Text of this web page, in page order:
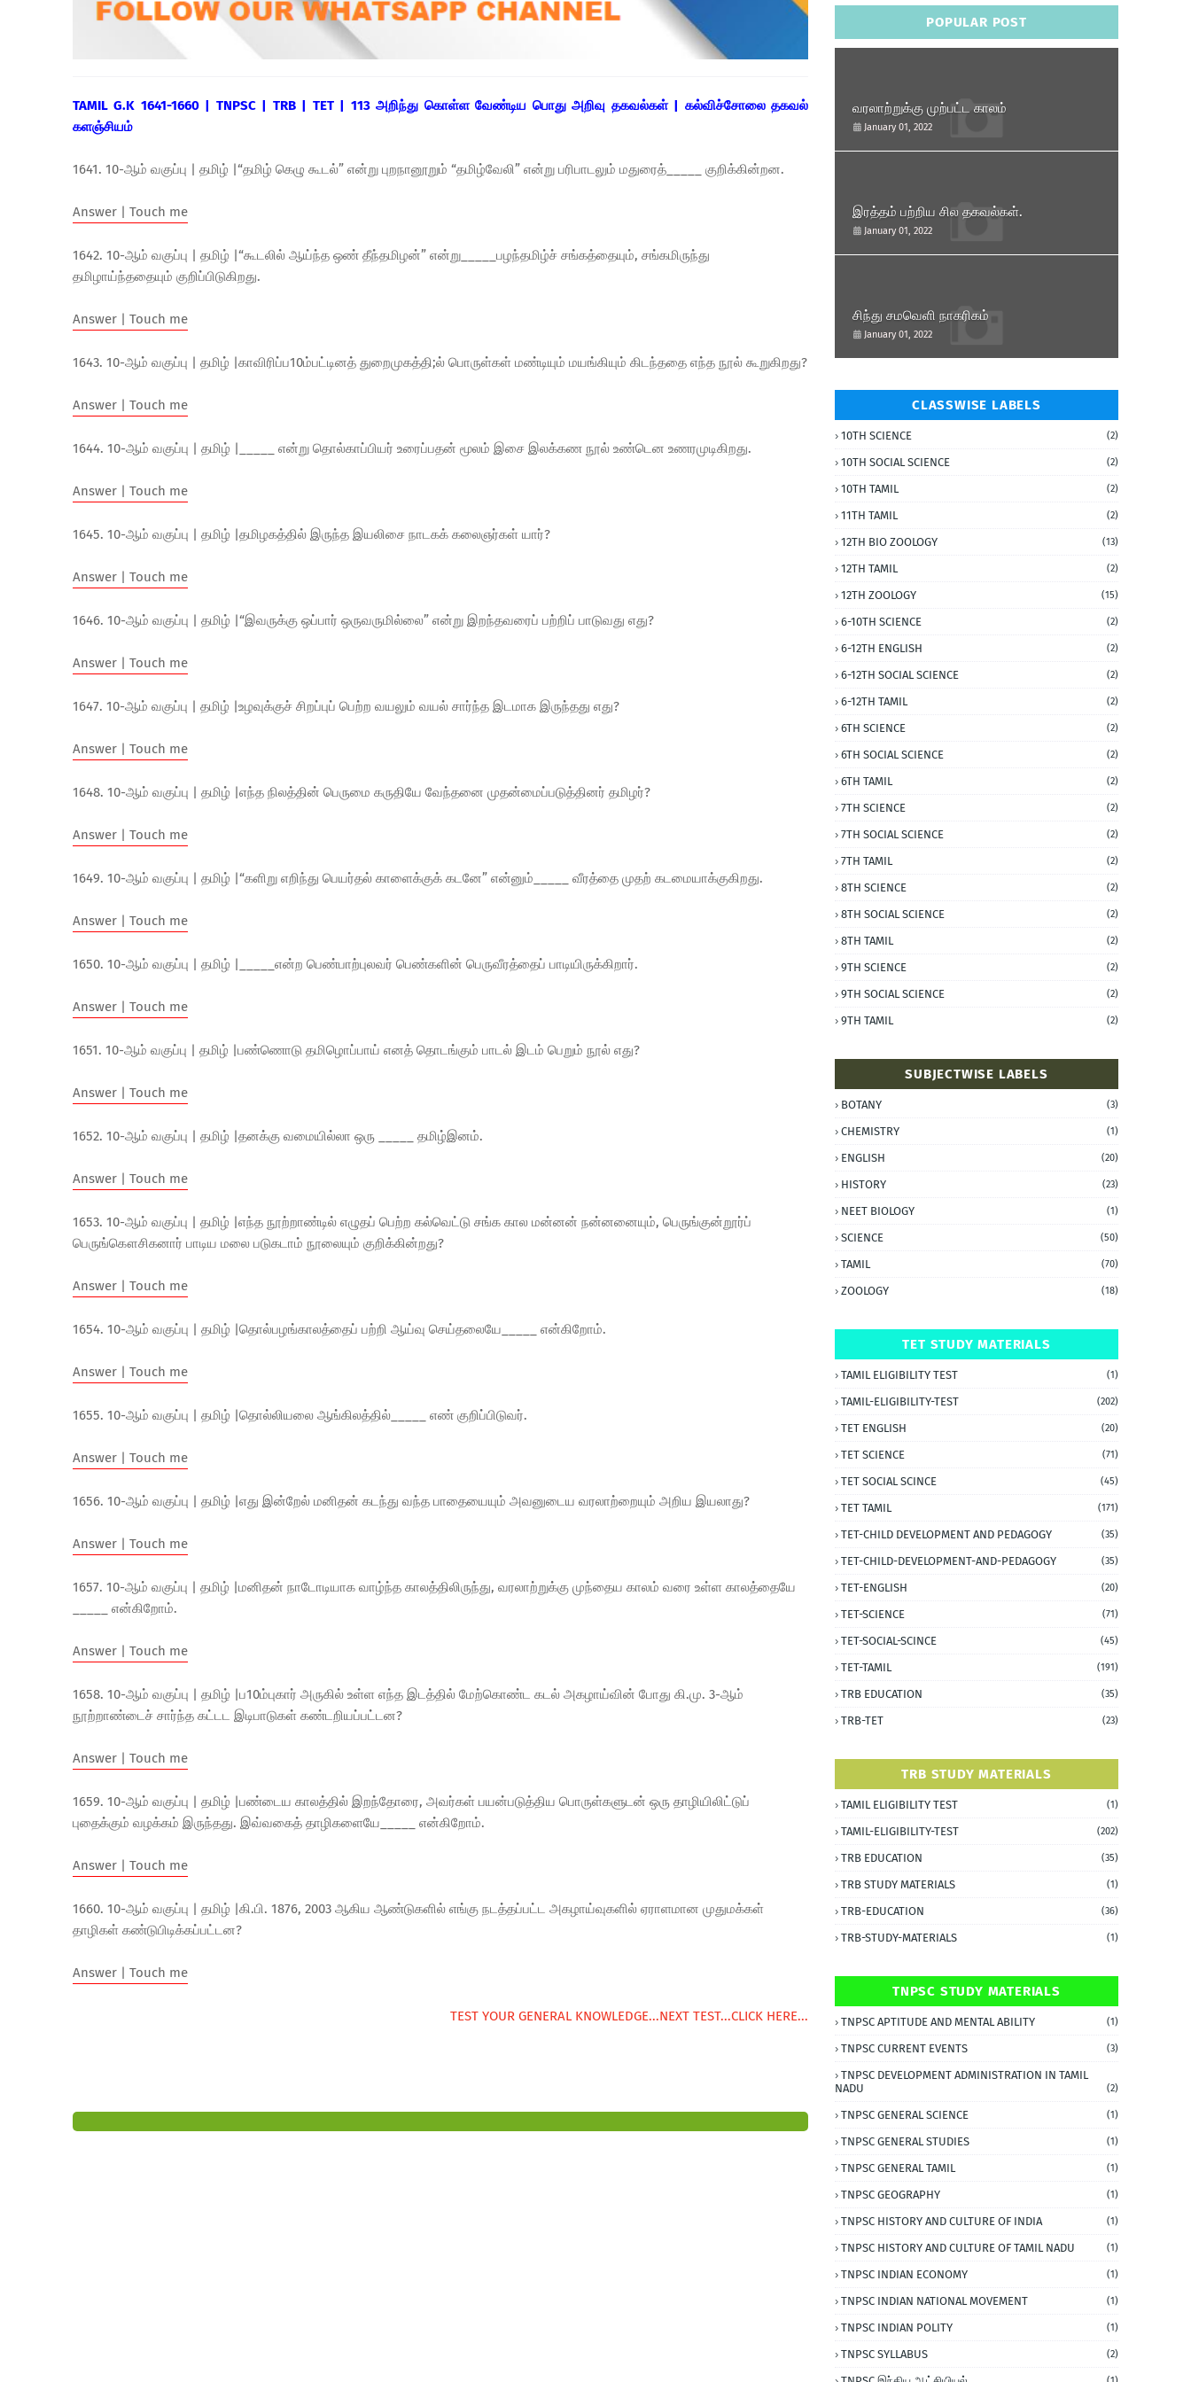
TAMIL G.K 1641-1660 | TNPSC | TRB | TET | 113 அறிந்து கொள்ள வேண்டிய பொது அறிவு தகவல்கள் | கல்விச்சோலை தகவல்
களஞ்சியம்
1641. 10-ஆம் வகுப்பு | தமிழ் |“தமிழ் கெழு கூடல்” என்று புறநானூறும் “தமிழ்வேலி” என்று பரிபாடலும் மதுரைத்_____ குறிக்கின்றன.
Answer | Touch me
1642. 10-ஆம் வகுப்பு | தமிழ் |“கூடலில் ஆய்ந்த ஒண் தீந்தமிழன்” என்று_____பழந்தமிழ்ச் சங்கத்தையும், சங்கமிருந்து
தமிழாய்ந்ததையும் குறிப்பிடுகிறது.
Answer | Touch me
1643. 10-ஆம் வகுப்பு | தமிழ் |காவிரிப்ப10ம்பட்டினத் துறைமுகத்தி;ல் பொருள்கள் மண்டியும் மயங்கியும் கிடந்ததை எந்த நூல் கூறுகிறது?
Answer | Touch me
1644. 10-ஆம் வகுப்பு | தமிழ் |_____ என்று தொல்காப்பியர் உரைப்பதன் மூலம் இசை இலக்கண நூல் உண்டென உணரமுடிகிறது.
Answer | Touch me
1645. 10-ஆம் வகுப்பு | தமிழ் |தமிழகத்தில் இருந்த இயலிசை நாடகக் கலைஞர்கள் யார்?
Answer | Touch me
1646. 10-ஆம் வகுப்பு | தமிழ் |“இவருக்கு ஒப்பார் ஒருவருமில்லை” என்று இறந்தவரைப் பற்றிப் பாடுவது எது?
Answer | Touch me
1647. 10-ஆம் வகுப்பு | தமிழ் |உழவுக்குச் சிறப்புப் பெற்ற வயலும் வயல் சார்ந்த இடமாக இருந்தது எது?
Answer | Touch me
1648. 10-ஆம் வகுப்பு | தமிழ் |எந்த நிலத்தின் பெருமை கருதியே வேந்தனை முதன்மைப்படுத்தினர் தமிழர்?
Answer | Touch me
1649. 10-ஆம் வகுப்பு | தமிழ் |“களிறு எறிந்து பெயர்தல் காளைக்குக் கடனே” என்னும்_____ வீரத்தை முதற் கடமையாக்குகிறது.
Answer | Touch me
1650. 10-ஆம் வகுப்பு | தமிழ் |_____என்ற பெண்பாற்புலவர் பெண்களின் பெருவீரத்தைப் பாடியிருக்கிறார்.
Answer | Touch me
1651. 10-ஆம் வகுப்பு | தமிழ் |பண்ணொடு தமிழொப்பாய் எனத் தொடங்கும் பாடல் இடம் பெறும் நூல் எது?
Answer | Touch me
1652. 10-ஆம் வகுப்பு | தமிழ் |தனக்கு வமையில்லா ஒரு _____ தமிழ்இனம்.
Answer | Touch me
1653. 10-ஆம் வகுப்பு | தமிழ் |எந்த நூற்றாண்டில் எழுதப் பெற்ற கல்வெட்டு சங்க கால மன்னன் நன்னனையும், பெருங்குன்றூர்ப்
பெருங்கௌசிகனார் பாடிய மலை படுகடாம் நூலையும் குறிக்கின்றது?
Answer | Touch me
1654. 10-ஆம் வகுப்பு | தமிழ் |தொல்பழங்காலத்தைப் பற்றி ஆய்வு செய்தலையே_____ என்கிறோம்.
Answer | Touch me
1655. 10-ஆம் வகுப்பு | தமிழ் |தொல்லியலை ஆங்கிலத்தில்_____ எண் குறிப்பிடுவர்.
Answer | Touch me
1656. 10-ஆம் வகுப்பு | தமிழ் |எது இன்றேல் மனிதன் கடந்து வந்த பாதையையும் அவனுடைய வரலாற்றையும் அறிய இயலாது?
Answer | Touch me
1657. 10-ஆம் வகுப்பு | தமிழ் |மனிதன் நாடோடியாக வாழ்ந்த காலத்திலிருந்து, வரலாற்றுக்கு முந்தைய காலம் வரை உள்ள காலத்தையே
_____ என்கிறோம்.
Answer | Touch me
1658. 10-ஆம் வகுப்பு | தமிழ் |ப10ம்புகார் அருகில் உள்ள எந்த இடத்தில் மேற்கொண்ட கடல் அகழாய்வின் போது கி.மு. 3-ஆம்
நூற்றாண்டைச் சார்ந்த கட்டட இடிபாடுகள் கண்டறியப்பட்டன?
Answer | Touch me
1659. 10-ஆம் வகுப்பு | தமிழ் |பண்டைய காலத்தில் இறந்தோரை, அவர்கள் பயன்படுத்திய பொருள்களுடன் ஒரு தாழியிலிட்டுப்
புதைக்கும் வழக்கம் இருந்தது. இவ்வகைத் தாழிகளையே_____ என்கிறோம்.
Answer | Touch me
1660. 10-ஆம் வகுப்பு | தமிழ் |கி.பி. 1876, 2003 ஆகிய ஆண்டுகளில் எங்கு நடத்தப்பட்ட அகழாய்வுகளில் ஏராளமான முதுமக்கள்
தாழிகள் கண்டுபிடிக்கப்பட்டன?
Answer | Touch me
TEST YOUR GENERAL KNOWLEDGE...NEXT TEST...CLICK HERE...
POPULAR POST
வரலாற்றுக்கு முற்பட்ட காலம்
January 01, 2022
இரத்தம் பற்றிய சில தகவல்கள்.
January 01, 2022
சிந்து சமவெளி நாகரிகம்
January 01, 2022
CLASSWISE LABELS
10TH SCIENCE (2)
10TH SOCIAL SCIENCE (2)
10TH TAMIL (2)
11TH TAMIL (2)
12TH BIO ZOOLOGY (13)
12TH TAMIL (2)
12TH ZOOLOGY (15)
6-10TH SCIENCE (2)
6-12TH ENGLISH (2)
6-12TH SOCIAL SCIENCE (2)
6-12TH TAMIL (2)
6TH SCIENCE (2)
6TH SOCIAL SCIENCE (2)
6TH TAMIL (2)
7TH SCIENCE (2)
7TH SOCIAL SCIENCE (2)
7TH TAMIL (2)
8TH SCIENCE (2)
8TH SOCIAL SCIENCE (2)
8TH TAMIL (2)
9TH SCIENCE (2)
9TH SOCIAL SCIENCE (2)
9TH TAMIL (2)
SUBJECTWISE LABELS
BOTANY (3)
CHEMISTRY (1)
ENGLISH (20)
HISTORY (23)
NEET BIOLOGY (1)
SCIENCE (50)
TAMIL (70)
ZOOLOGY (18)
TET STUDY MATERIALS
TAMIL ELIGIBILITY TEST (1)
TAMIL-ELIGIBILITY-TEST (202)
TET ENGLISH (20)
TET SCIENCE (71)
TET SOCIAL SCINCE (45)
TET TAMIL (171)
TET-CHILD DEVELOPMENT AND PEDAGOGY (35)
TET-CHILD-DEVELOPMENT-AND-PEDAGOGY (35)
TET-ENGLISH (20)
TET-SCIENCE (71)
TET-SOCIAL-SCINCE (45)
TET-TAMIL (191)
TRB EDUCATION (35)
TRB-TET (23)
TRB STUDY MATERIALS
TAMIL ELIGIBILITY TEST (1)
TAMIL-ELIGIBILITY-TEST (202)
TRB EDUCATION (35)
TRB STUDY MATERIALS (1)
TRB-EDUCATION (36)
TRB-STUDY-MATERIALS (1)
TNPSC STUDY MATERIALS
TNPSC APTITUDE AND MENTAL ABILITY (1)
TNPSC CURRENT EVENTS (3)
TNPSC DEVELOPMENT ADMINISTRATION IN TAMIL
NADU
(2)
TNPSC GENERAL SCIENCE (1)
TNPSC GENERAL STUDIES (1)
TNPSC GENERAL TAMIL (1)
TNPSC GEOGRAPHY (1)
TNPSC HISTORY AND CULTURE OF INDIA (1)
TNPSC HISTORY AND CULTURE OF TAMIL NADU (1)
TNPSC INDIAN ECONOMY (1)
TNPSC INDIAN NATIONAL MOVEMENT (1)
TNPSC INDIAN POLITY (1)
TNPSC SYLLABUS (2)